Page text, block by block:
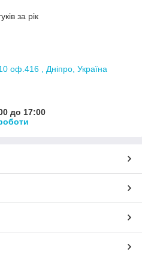
за рік
оф.416 , Дніпро, Україна
до 17:00